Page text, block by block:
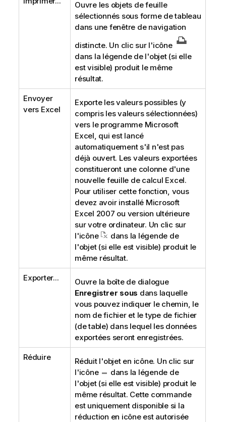
Ouvre les objets de feuille
sélectionnés sous forme de tableau
dans une fenêtre de navigation
distincte. Un clic sur l'icône
dans la légende de l'objet (si elle
est visible) produit le même
résultat.
Envoyer
vers Excel
Exporte les valeurs possibles (y
compris les valeurs sélectionnées)
vers le programme Microsoft
Excel, qui est lancé
automatiquement s'il n'est pas
déjà ouvert. Les valeurs exportées
constitueront une colonne d'une
nouvelle feuille de calcul Excel.
Pour utiliser cette fonction, vous
devez avoir installé Microsoft
Excel 2007 ou version ultérieure
sur votre ordinateur. Un clic sur
l'icône
dans la légende de
l'objet (si elle est visible) produit le
même résultat.
Exporter...
Ouvre la boîte de dialogue
Enregistrer sous dans laquelle
vous pouvez indiquer le chemin, le
nom de fichier et le type de fichier
(de table) dans lequel les données
exportées seront enregistrées.
Réduire
Réduit l'objet en icône. Un clic sur
l'icône
dans la légende de
l'objet (si elle est visible) produit le
même résultat. Cette commande
est uniquement disponible si la
réduction en icône est autorisée